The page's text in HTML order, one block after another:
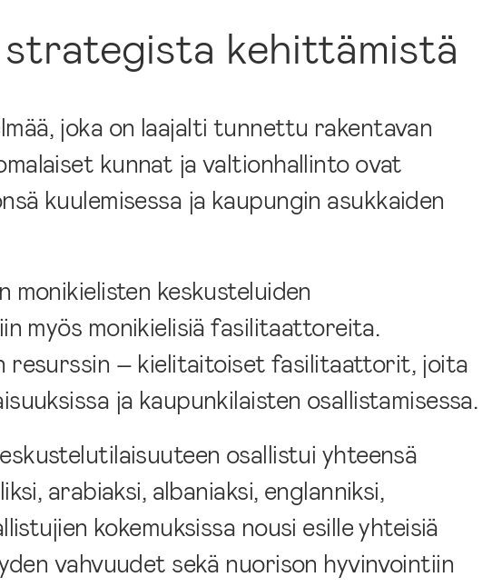
kehittämistä
joka on laajalti tunnettu rakentavan
kunnat ja valtionhallinto ovat
kuulemisessa ja kaupungin asukkaiden
monikielisten keskusteluiden
myös monikielisiä fasilitaattoreita.
resurssin – kielitaitoiset fasilitaattorit, joita
ja kaupunkilaisten osallistamisessa.
osallistui yhteensä
arabiaksi, albaniaksi, englanniksi,
kokemuksissa nousi esille yhteisiä
vahvuudet sekä nuorison hyvinvointiin